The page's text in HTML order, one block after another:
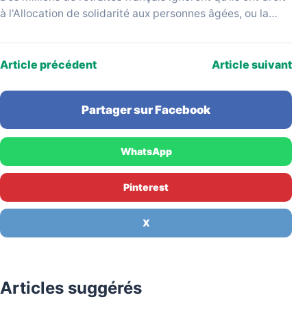
à l'Allocation de solidarité aux personnes âgées, ou la
Article précédent Article suivant
Partager sur Facebook
WhatsApp
Pinterest
X
Articles suggérés